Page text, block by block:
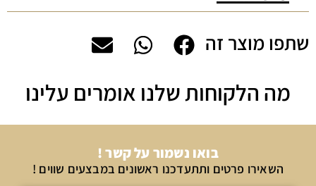
שתפו מוצר זה
מה הלקוחות שלנו אומרים עלינו
בואו נשמור על קשר !
השאירו פרטים ותתעדכנו ראשונים במבצעים שווים !